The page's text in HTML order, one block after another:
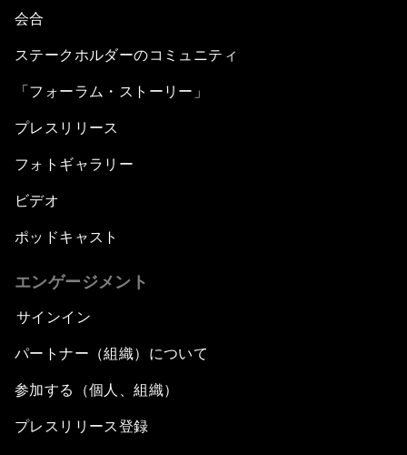
会合
ステークホルダーのコミュニティ
「フォーラム・ストーリー」
プレスリリース
フォトギャラリー
ビデオ
ポッドキャスト
エンゲージメント
サインイン
パートナー（組織）について
参加する（個人、組織）
プレスリリース登録